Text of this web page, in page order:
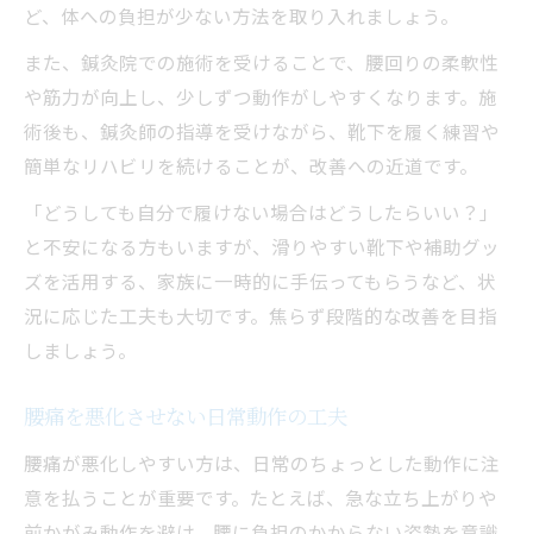
ど、体への負担が少ない方法を取り入れましょう。
また、鍼灸院での施術を受けることで、腰回りの柔軟性
や筋力が向上し、少しずつ動作がしやすくなります。施
術後も、鍼灸師の指導を受けながら、靴下を履く練習や
簡単なリハビリを続けることが、改善への近道です。
「どうしても自分で履けない場合はどうしたらいい？」
と不安になる方もいますが、滑りやすい靴下や補助グッ
ズを活用する、家族に一時的に手伝ってもらうなど、状
況に応じた工夫も大切です。焦らず段階的な改善を目指
しましょう。
腰痛を悪化させない日常動作の工夫
腰痛が悪化しやすい方は、日常のちょっとした動作に注
意を払うことが重要です。たとえば、急な立ち上がりや